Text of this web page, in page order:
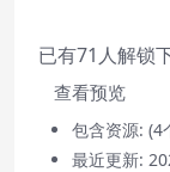
已有71 人解锁
查看预览
包含资源: (4
最近更新: